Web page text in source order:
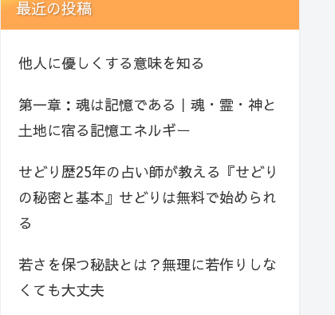
最近の投稿
他人に優しくする意味を知る
第一章：魂は記憶である｜魂・霊・神と
土地に宿る記憶エネルギー
せどり歴25年の占い師が教える『せどり
の秘密と基本』せどりは無料で始められ
る
若さを保つ秘訣とは？無理に若作りしな
くても大丈夫